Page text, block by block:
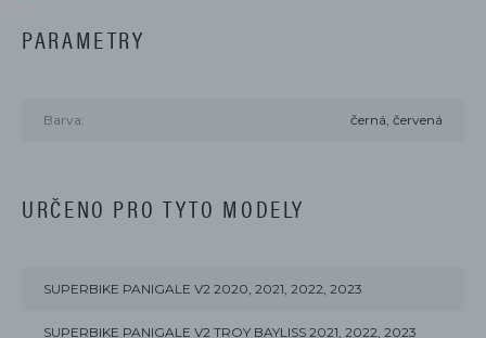
PARAMETRY
Barva: černá, červená
URČENO PRO TYTO MODELY
SUPERBIKE PANIGALE V2 2020, 2021, 2022, 2023
SUPERBIKE PANIGALE V2 TROY BAYLISS 2021, 2022, 2023